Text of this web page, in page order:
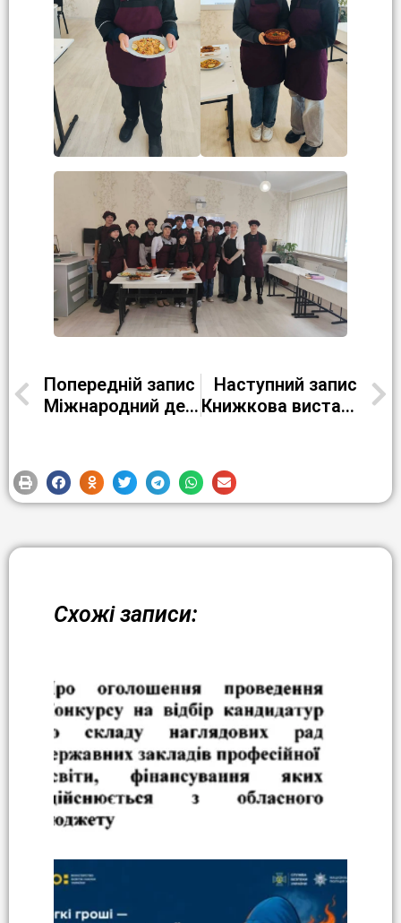
Попередній запис
Міжнародний день захисту дітей
Наступний запис
Книжкова виставка до Дня пам’яті жертв Голодоморів
Схожі записи: